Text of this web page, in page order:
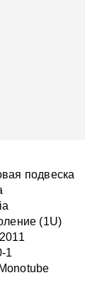
подвеска
(1U)
1